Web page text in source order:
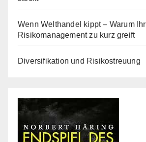
Wenn Welthandel kippt – Warum Ihr
Risikomanagement zu kurz greift
Diversifikation und Risikostreuung